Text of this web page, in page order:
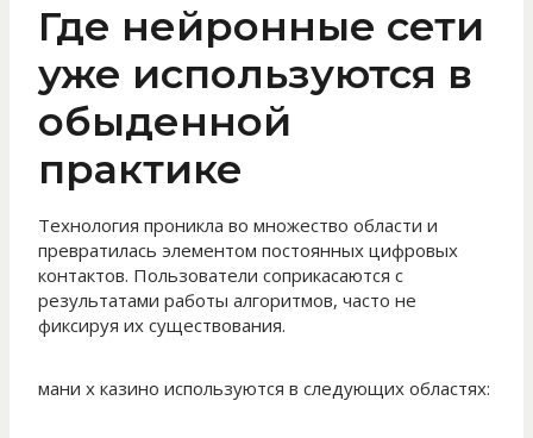
Где нейронные сети
уже используются в
обыденной
практике
Технология проникла во множество области и
превратилась элементом постоянных цифровых
контактов. Пользователи соприкасаются с
результатами работы алгоритмов, часто не
фиксируя их существования.
мани х казино используются в следующих областях: